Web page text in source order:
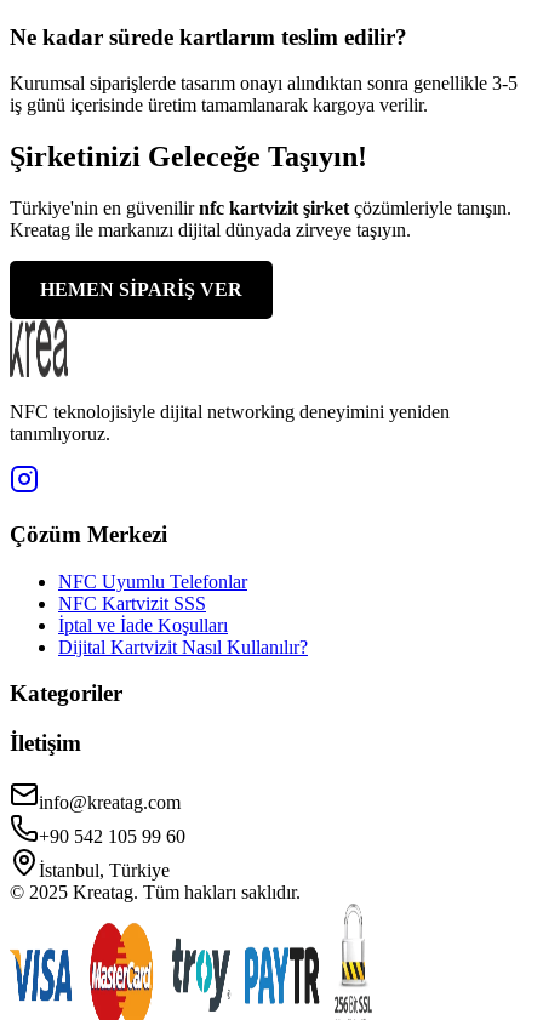
Ne kadar sürede kartlarım teslim edilir?
Kurumsal siparişlerde tasarım onayı alındıktan sonra genellikle 3-5
iş günü içerisinde üretim tamamlanarak kargoya verilir.
Şirketinizi Geleceğe Taşıyın!
Türkiye'nin en güvenilirnfc kartvizit şirket çözümleriyle tanışın.
Kreatag ile markanızı dijital dünyada zirveye taşıyın.
HEMEN SİPARİŞ VER
NFC teknolojisiyle dijital networking deneyimini yeniden
tanımlıyoruz.
Çözüm Merkezi
NFC Uyumlu Telefonlar
NFC Kartvizit SSS
İptal ve İade Koşulları
Dijital Kartvizit Nasıl Kullanılır?
Kategoriler
İletişim
info@kreatag.com
+90 542 105 99 60
İstanbul, Türkiye
© 2025 Kreatag. Tüm hakları saklıdır.